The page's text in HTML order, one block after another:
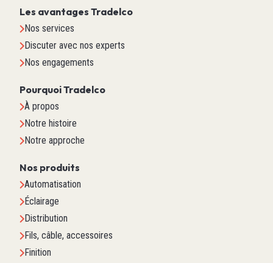
Les avantages Tradelco
Nos services
Discuter avec nos experts
Nos engagements
Pourquoi Tradelco
À propos
Notre histoire
Notre approche
Nos produits
Automatisation
Éclairage
Distribution
Fils, câble, accessoires
Finition